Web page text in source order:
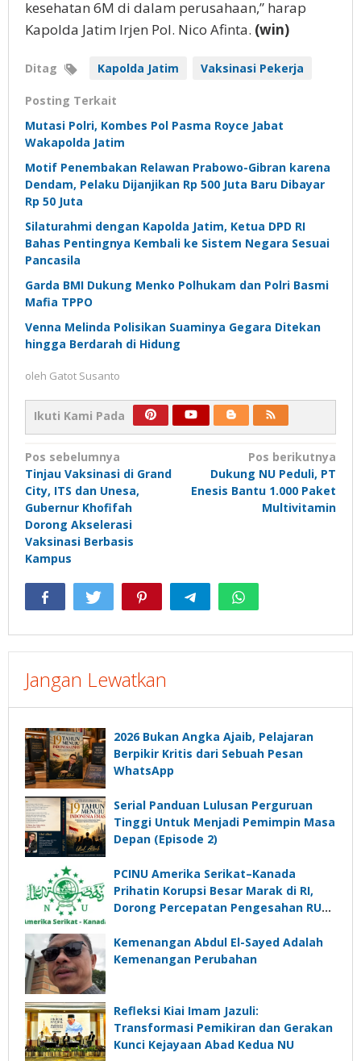
kesehatan 6M di dalam perusahaan,” harap
Kapolda Jatim Irjen Pol. Nico Afinta. (win)
Ditag Kapolda Jatim Vaksinasi Pekerja
Posting Terkait
Mutasi Polri, Kombes Pol Pasma Royce Jabat
Wakapolda Jatim
Motif Penembakan Relawan Prabowo-Gibran karena
Dendam, Pelaku Dijanjikan Rp 500 Juta Baru Dibayar
Rp 50 Juta
Silaturahmi dengan Kapolda Jatim, Ketua DPD RI
Bahas Pentingnya Kembali ke Sistem Negara Sesuai
Pancasila
Garda BMI Dukung Menko Polhukam dan Polri Basmi
Mafia TPPO
Venna Melinda Polisikan Suaminya Gegara Ditekan
hingga Berdarah di Hidung
oleh Gatot Susanto
Ikuti Kami Pada
Navigasi
pos
Pos sebelumnya
Tinjau Vaksinasi di Grand
City, ITS dan Unesa,
Gubernur Khofifah
Dorong Akselerasi
Vaksinasi Berbasis
Kampus
Pos berikutnya
Dukung NU Peduli, PT
Enesis Bantu 1.000 Paket
Multivitamin
Jangan Lewatkan
2026 Bukan Angka Ajaib, Pelajaran
Berpikir Kritis dari Sebuah Pesan
WhatsApp
Serial Panduan Lulusan Perguruan
Tinggi Untuk Menjadi Pemimpin Masa
Depan (Episode 2)
PCINU Amerika Serikat–Kanada
Prihatin Korupsi Besar Marak di RI,
Dorong Percepatan Pengesahan RUU
Kemenangan Abdul El-Sayed Adalah
Kemenangan Perubahan
Refleksi Kiai Imam Jazuli:
Transformasi Pemikiran dan Gerakan
Kunci Kejayaan Abad Kedua NU